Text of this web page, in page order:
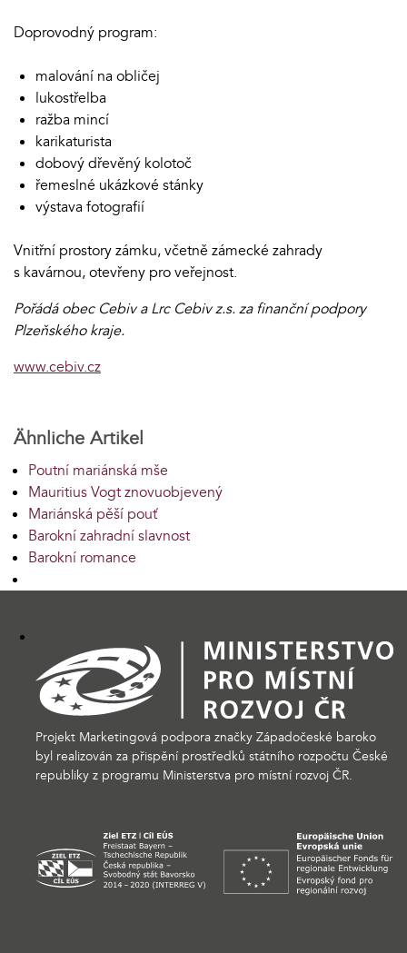
Doprovodný program:
malování na obličej
lukostřelba
ražba mincí
karikaturista
dobový dřevěný kolotoč
řemeslné ukázkové stánky
výstava fotografií
Vnitřní prostory zámku, včetně zámecké zahrady
s kavárnou, otevřeny pro veřejnost.
Pořádá obec Cebiv a Lrc Cebiv z.s. za finanční podpory
Plzeňského kraje.
www.cebiv.cz
Ähnliche Artikel
Poutní mariánská mše
Mauritius Vogt znovuobjevený
Mariánská pěší pouť
Barokní zahradní slavnost
Barokní romance
Projekt Marketingová podpora značky Západočeské baroko
byl realizován za přispění prostředků státního rozpočtu České
republiky z programu Ministerstva pro místní rozvoj ČR.